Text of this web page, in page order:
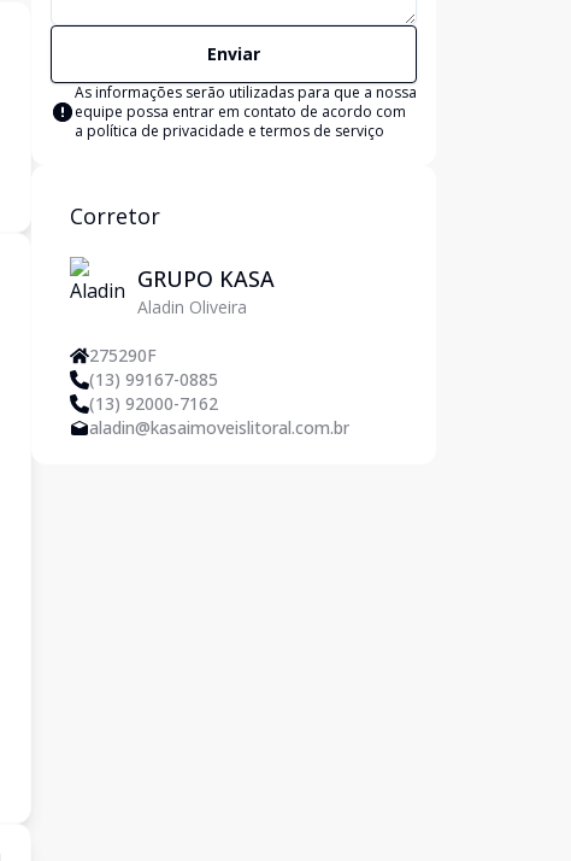
Enviar
As informações serão utilizadas para que a nossa
equipe possa entrar em contato de acordo com
a política de privacidade e termos de serviço
Corretor
GRUPO KASA
Aladin Oliveira
275290F
(13) 99167-0885
(13) 92000-7162
aladin@kasaimoveislitoral.com.br